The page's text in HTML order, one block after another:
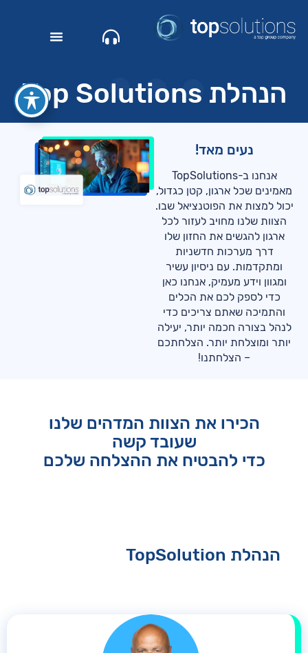
הנהלת Top Solutions
נעים מאד!
אנחנו ב-TopSolutions
מאמינים שכל ארגון, קטן כגדול,
יכול למצות את הפוטנציאל שבו.
הצוות שלנו מחויב לעזור לכל
ארגון להגשים את החזון שלו
דרך מערכות חדשניות
ומתקדמות. עם ניסיון עשיר
ומגוון וידע מעמיק, אנחנו כאן
כדי לספק לכם את הכלים
והתמיכה שאתם צריכים כדי
לנהל בצורה חכמה יותר, יעילה
יותר ומוצלחת יותר. הצלחתכם
– הצלחתנו!
הכירו את הצוות המדהים שלנו
שעובד קשה
כדי להבטיח את ההצלחה שלכם
הנהלת TopSolution